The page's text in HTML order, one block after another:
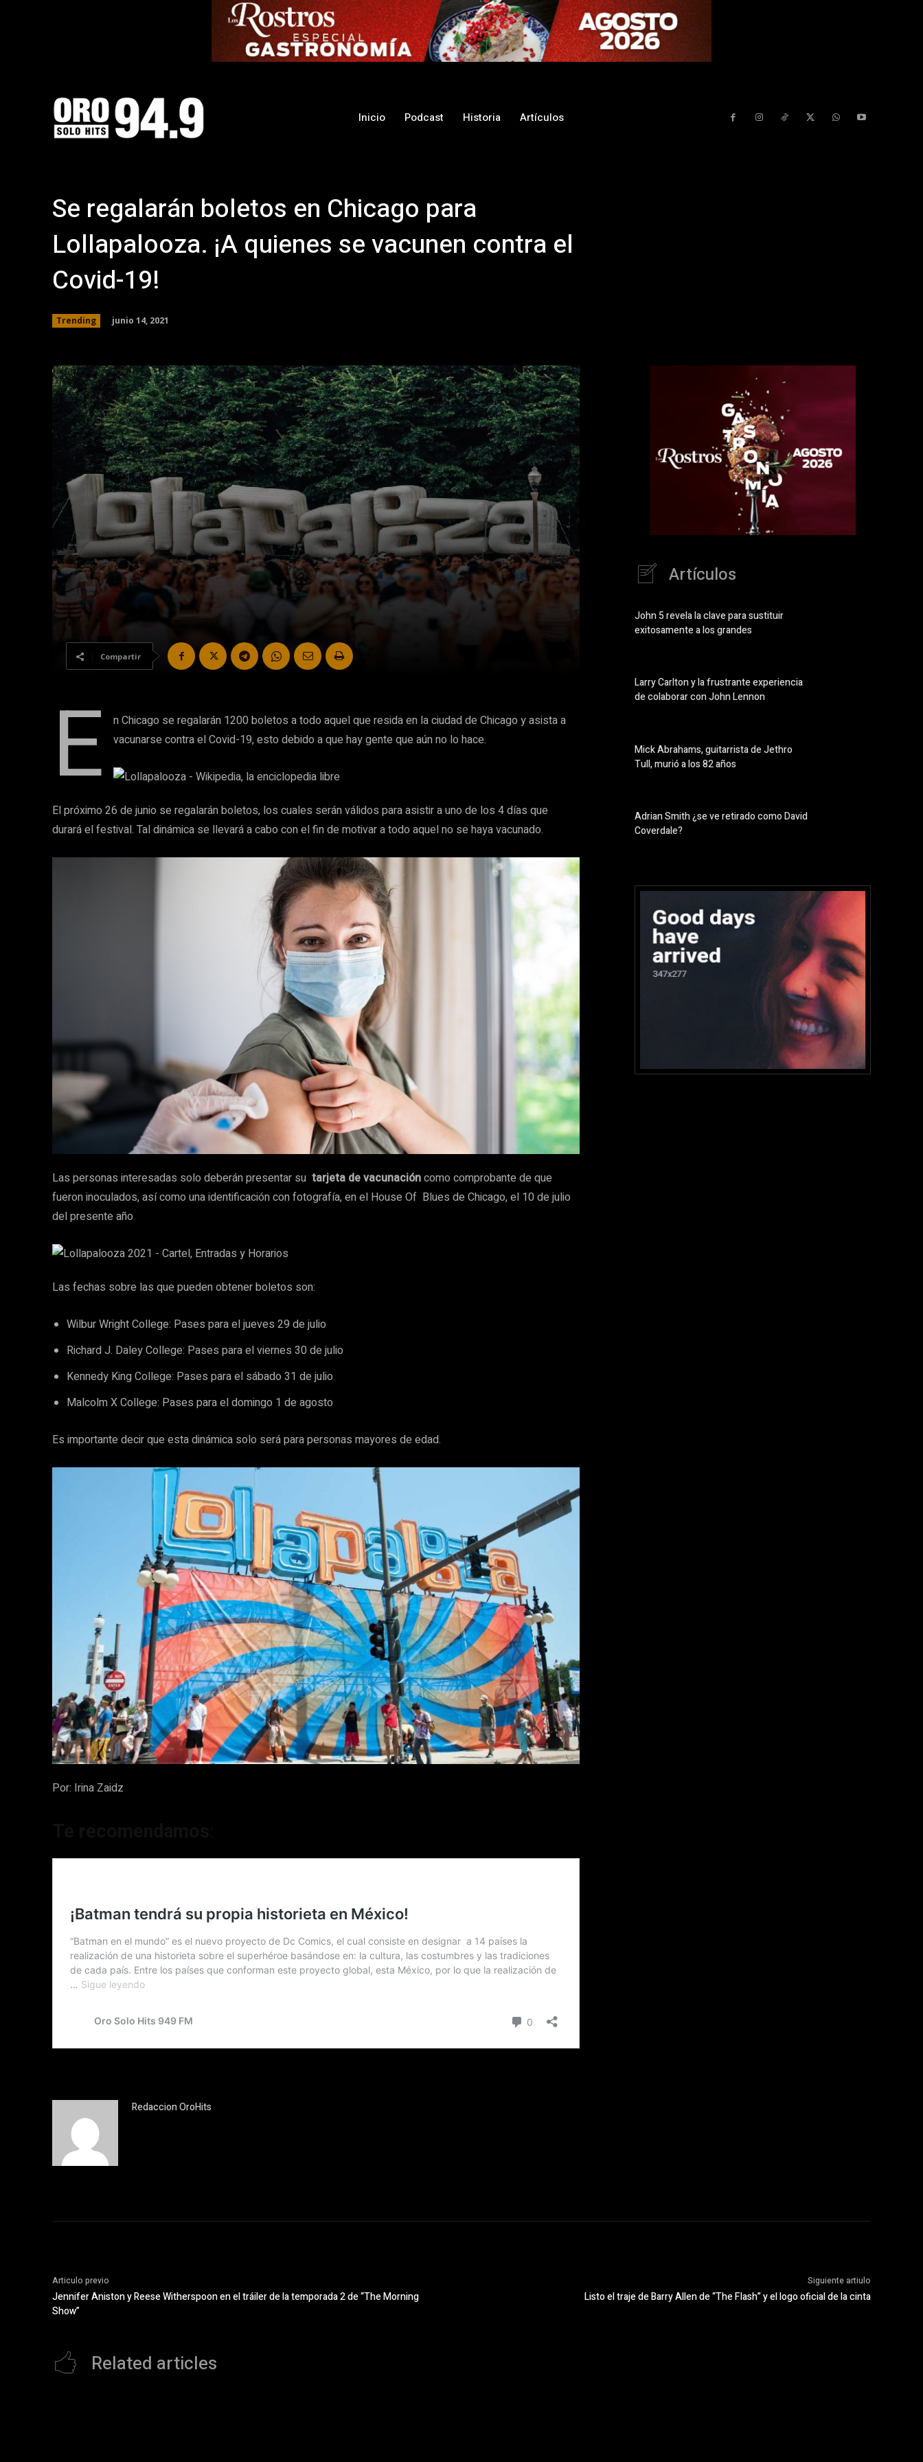
Inicio Podcast Historia Artículos
Se regalarán boletos en Chicago para
Lollapalooza. ¡A quienes se vacunen contra el
Covid-19!
Trending junio 14, 2021
Compartir
E
n Chicago se regalarán 1200 boletos a todo aquel que resida en la ciudad de Chicago y asista a
vacunarse contra el Covid-19, esto debido a que hay gente que aún no lo hace.
El próximo 26 de junio se regalarán boletos, los cuales serán válidos para asistir a uno de los 4 días que
durará el festival. Tal dinámica se llevará a cabo con el fin de motivar a todo aquel no se haya vacunado.
Las personas interesadas solo deberán presentar su tarjeta de vacunacióncomo comprobante de que
fueron inoculados, así como una identificación con fotografía, en el House Of Blues de Chicago, el 10 de julio
del presente año
Las fechas sobre las que pueden obtener boletos son:
Wilbur Wright College: Pases para el jueves 29 de julio
Richard J. Daley College: Pases para el viernes 30 de julio
Kennedy King College: Pases para el sábado 31 de julio
Malcolm X College: Pases para el domingo 1 de agosto
Es importante decir que esta dinámica solo será para personas mayores de edad.
Por: Irina Zaidz
Redaccion OroHits
Artículos
John 5 revela la clave para sustituir
exitosamente a los grandes
Larry Carlton y la frustrante experiencia
de colaborar con John Lennon
Mick Abrahams, guitarrista de Jethro
Tull, murió a los 82 años
Adrian Smith ¿se ve retirado como David
Coverdale?
Articulo previo
Jennifer Aniston y Reese Witherspoon en el tráiler de la temporada 2 de “The Morning
Show”
Siguiente artiulo
Listo el traje de Barry Allen de “The Flash” y el logo oficial de la cinta
Related articles